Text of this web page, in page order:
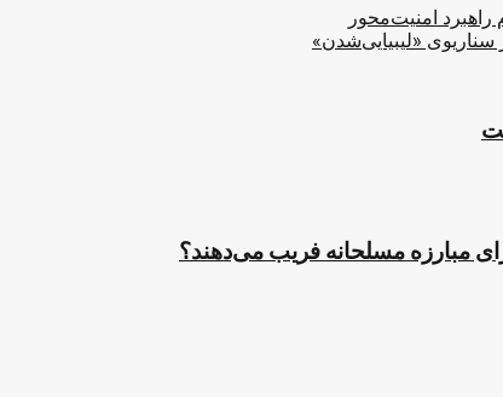
راهبرد امنیت‌محور
«لیبیایی‌شدن»
مبارزه مسلحانه فریب می‌دهند؟